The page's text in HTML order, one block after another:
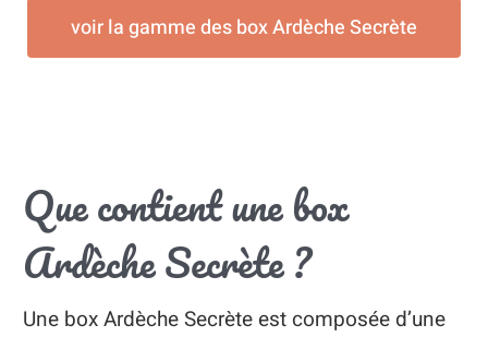
voir la gamme des box Ardèche Secrète
Que contient une box
Ardèche Secrète ?
Une box Ardèche Secrète est composée d’une